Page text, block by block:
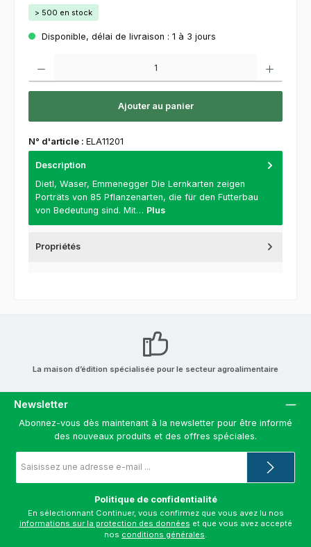
> 500 en stock
Disponible, délai de livraison : 1 à 3 jours
Ajouter au panier
N° d'article : ELA11201
Description
Dietl, Waser, Emmenegger Die Lernkarten zeigen
Porträts von 85 Pflanzenarten, die für den Futterbau
von Bedeutung sind. Mit… Plus
Propriétés
La maison d’édition spécialisée pour le secteur agroalimentaire
Newsletter
Abonnez-vous dès maintenant à la newsletter pour être informé
des nouveaux produits et des offres spéciales.
e-
*
Politique de confidentialité
informations sur la protection des données et que vous avez accepté
nos conditions générales.